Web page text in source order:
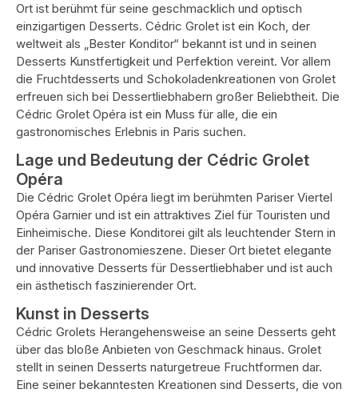
Ort ist berühmt für seine geschmacklich und optisch
einzigartigen Desserts. Cédric Grolet ist ein Koch, der
weltweit als „Bester Konditor“ bekannt ist und in seinen
Desserts Kunstfertigkeit und Perfektion vereint. Vor allem
die Fruchtdesserts und Schokoladenkreationen von Grolet
erfreuen sich bei Dessertliebhabern großer Beliebtheit. Die
Cédric Grolet Opéra ist ein Muss für alle, die ein
gastronomisches Erlebnis in Paris suchen.
Lage und Bedeutung der Cédric Grolet
Opéra
Die Cédric Grolet Opéra liegt im berühmten Pariser Viertel
Opéra Garnier und ist ein attraktives Ziel für Touristen und
Einheimische. Diese Konditorei gilt als leuchtender Stern in
der Pariser Gastronomieszene. Dieser Ort bietet elegante
und innovative Desserts für Dessertliebhaber und ist auch
ein ästhetisch faszinierender Ort.
Kunst in Desserts
Cédric Grolets Herangehensweise an seine Desserts geht
über das bloße Anbieten von Geschmack hinaus. Grolet
stellt in seinen Desserts naturgetreue Fruchtformen dar.
Eine seiner bekanntesten Kreationen sind Desserts, die von